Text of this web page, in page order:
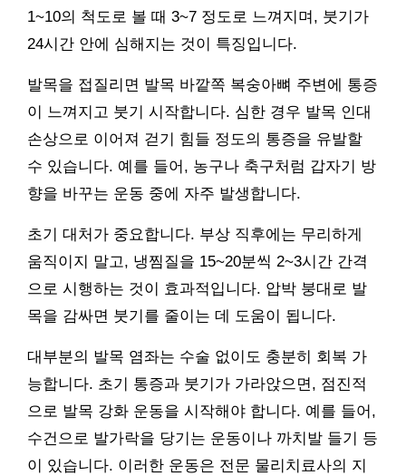
1~10의 척도로 볼 때 3~7 정도로 느껴지며, 붓기가
24시간 안에 심해지는 것이 특징입니다.
발목을 접질리면 발목 바깥쪽 복숭아뼈 주변에 통증
이 느껴지고 붓기 시작합니다. 심한 경우 발목 인대
손상으로 이어져 걷기 힘들 정도의 통증을 유발할
수 있습니다. 예를 들어, 농구나 축구처럼 갑자기 방
향을 바꾸는 운동 중에 자주 발생합니다.
초기 대처가 중요합니다. 부상 직후에는 무리하게
움직이지 말고, 냉찜질을 15~20분씩 2~3시간 간격
으로 시행하는 것이 효과적입니다. 압박 붕대로 발
목을 감싸면 붓기를 줄이는 데 도움이 됩니다.
대부분의 발목 염좌는 수술 없이도 충분히 회복 가
능합니다. 초기 통증과 붓기가 가라앉으면, 점진적
으로 발목 강화 운동을 시작해야 합니다. 예를 들어,
수건으로 발가락을 당기는 운동이나 까치발 들기 등
이 있습니다. 이러한 운동은 전문 물리치료사의 지